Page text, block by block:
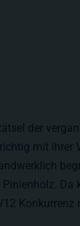
der
mit ihrer
Pinienholz.
Konkurrenz